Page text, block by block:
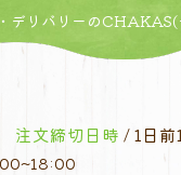
デリバリーの
注文締切日時 / 1日